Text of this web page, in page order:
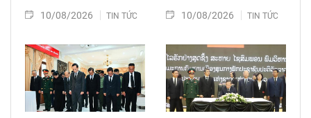
10/08/2026 TIN TỨC 10/08/2026 TIN TỨC